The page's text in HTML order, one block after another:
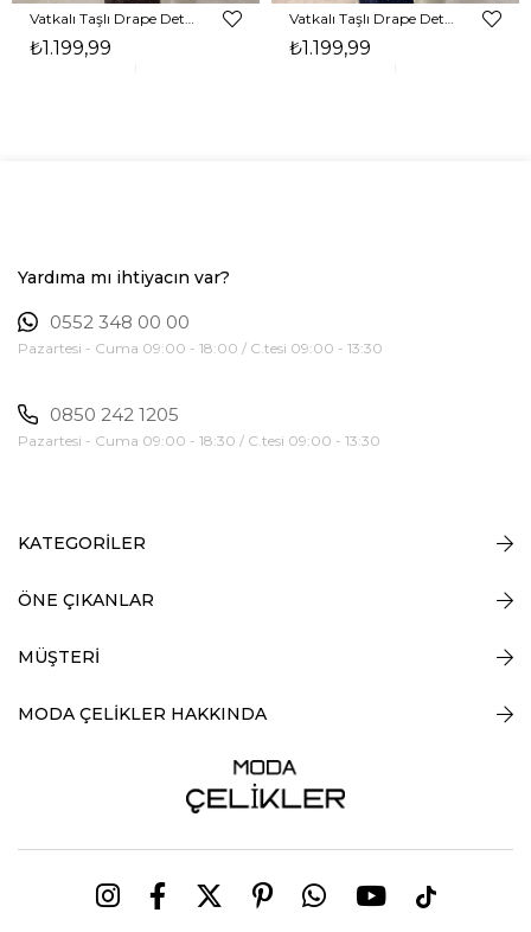
₺1.199,99 ₺1.199,99
Yardıma mı ihtiyacın var?
0552 348 00 00
Pazartesi - Cuma 09:00 - 18:00 / C.tesi 09:00 - 13:30
0850 242 1205
Pazartesi - Cuma 09:00 - 18:30 / C.tesi 09:00 - 13:30
KATEGORİLER
ÖNE ÇIKANLAR
MÜŞTERİ
MODA ÇELİKLER HAKKINDA